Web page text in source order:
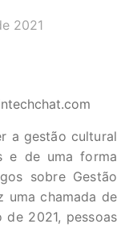
2021
a gestão cultural
e de uma forma
sobre Gestão
uma chamada de
2021, pessoas